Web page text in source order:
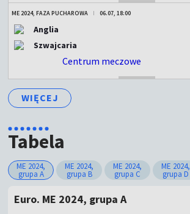
ME 2024, FAZA PUCHAROWA 06.07, 18:00
Anglia
Szwajcaria
Centrum meczowe
WIĘCEJ
Tabela
ME 2024,
grupa A
ME 2024,
grupa B
ME 2024,
grupa C
ME 2024,
grupa D
Euro. ME 2024, grupa A